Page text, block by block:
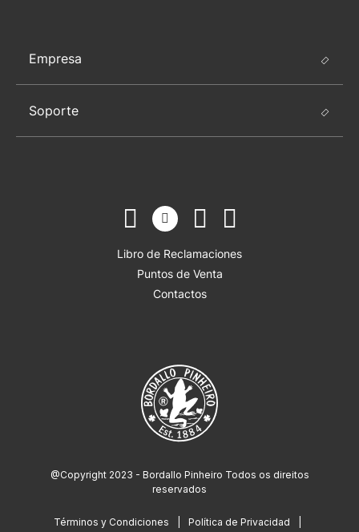
Empresa
Soporte
Libro de Reclamaciones
Puntos de Venta
Contactos
@Copyright 2023 - Bordallo Pinheiro Todos os direitos
reservados
Términos y Condiciones Política de Privacidad